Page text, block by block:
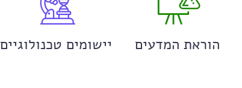
הוראת המדעים יישומים טכנולוגיים